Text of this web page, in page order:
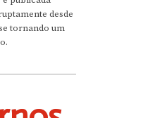
desde
tornando um